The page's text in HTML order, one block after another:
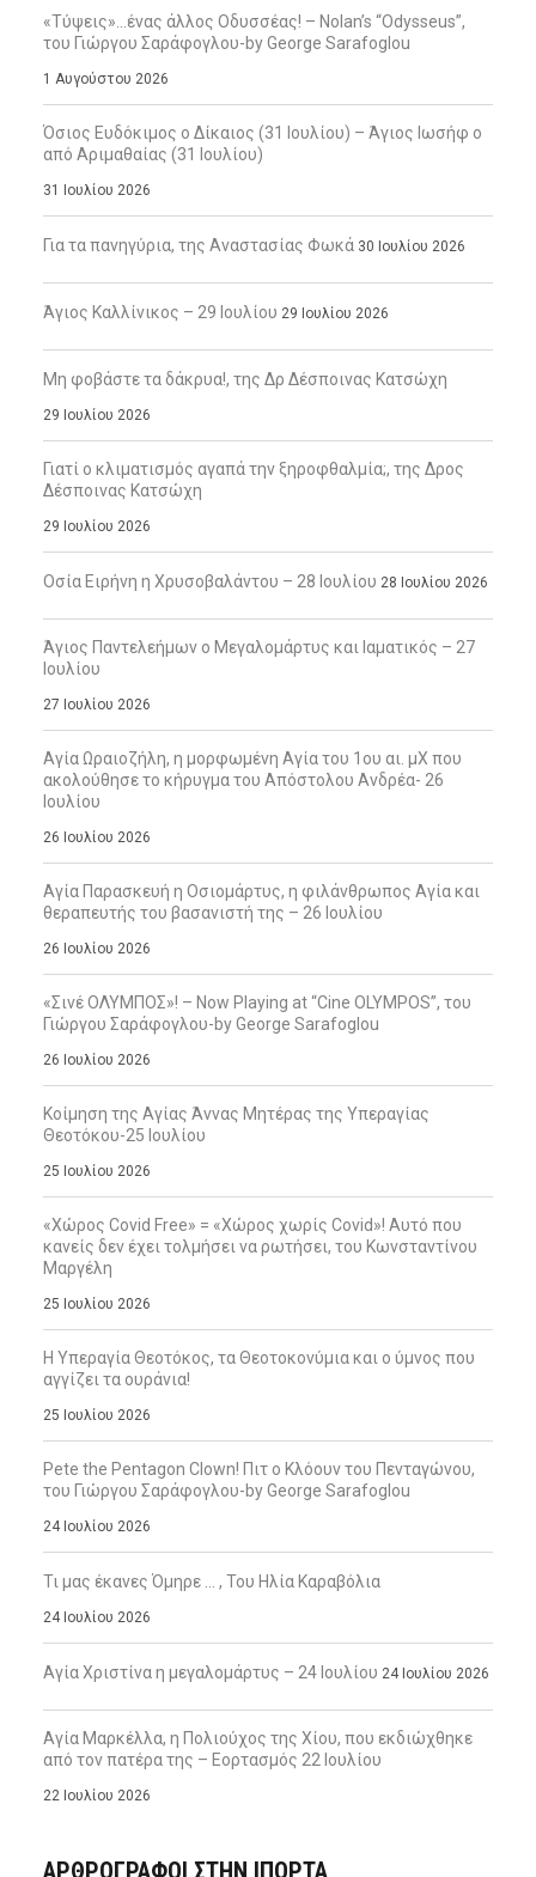
«Τύψεις»…ένας άλλος Οδυσσέας! – Nolan’s “Odysseus”,
του Γιώργου Σαράφογλου-by George Sarafoglou
1 Αυγούστου 2026
Όσιος Ευδόκιμος ο Δίκαιος (31 Ιουλίου) – Άγιος Ιωσήφ ο
από Αριμαθαίας (31 Ιουλίου)
31 Ιουλίου 2026
Για τα πανηγύρια, της Αναστασίας Φωκά 30 Ιουλίου 2026
Άγιος Καλλίνικος – 29 Ιουλίου 29 Ιουλίου 2026
Μη φοβάστε τα δάκρυα!, της Δρ Δέσποινας Κατσώχη
29 Ιουλίου 2026
Γιατί ο κλιματισμός αγαπά την ξηροφθαλμία;, της Δρος
Δέσποινας Κατσώχη
29 Ιουλίου 2026
Οσία Ειρήνη η Χρυσοβαλάντου – 28 Ιουλίου 28 Ιουλίου 2026
Άγιος Παντελεήμων ο Μεγαλομάρτυς και Ιαματικός – 27
Ιουλίου
27 Ιουλίου 2026
Αγία Ωραιοζήλη, η μορφωμένη Αγία του 1ου αι. μΧ που
ακολούθησε το κήρυγμα του Απόστολου Ανδρέα- 26
Ιουλίου
26 Ιουλίου 2026
Αγία Παρασκευή η Οσιομάρτυς, η φιλάνθρωπος Αγία και
θεραπευτής του βασανιστή της – 26 Ιουλίου
26 Ιουλίου 2026
«Σινέ ΟΛΥΜΠΟΣ»! – Now Playing at “Cine OLYMPOS”, του
Γιώργου Σαράφογλου-by George Sarafoglou
26 Ιουλίου 2026
Κοίμηση της Αγίας Άννας Μητέρας της Υπεραγίας
Θεοτόκου-25 Ιουλίου
25 Ιουλίου 2026
«Χώρος Covid Free» = «Χώρος χωρίς Covid»! Αυτό που
κανείς δεν έχει τολμήσει να ρωτήσει, του Κωνσταντίνου
Μαργέλη
25 Ιουλίου 2026
Η Υπεραγία Θεοτόκος, τα Θεοτοκονύμια και ο ύμνος που
αγγίζει τα ουράνια!
25 Ιουλίου 2026
Pete the Pentagon Clown! Πιτ ο Κλόουν του Πενταγώνου,
του Γιώργου Σαράφογλου-by George Sarafoglou
24 Ιουλίου 2026
Τι μας έκανες Όμηρε … , Του Ηλία Καραβόλια
24 Ιουλίου 2026
Αγία Χριστίνα η μεγαλομάρτυς – 24 Ιουλίου 24 Ιουλίου 2026
Αγία Μαρκέλλα, η Πολιούχος της Χίου, που εκδιώχθηκε
από τον πατέρα της – Εορτασμός 22 Ιουλίου
22 Ιουλίου 2026
ΑΡΘΡΟΓΡΑΦΟΙ ΣΤΗΝ IΠΟΡΤΑ